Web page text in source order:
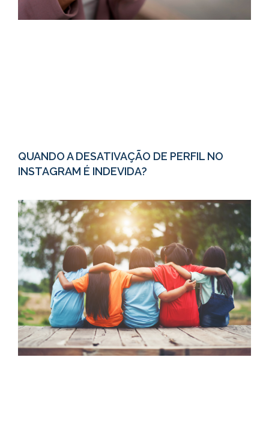
QUANDO A DESATIVAÇÃO DE PERFIL NO
INSTAGRAM É INDEVIDA?